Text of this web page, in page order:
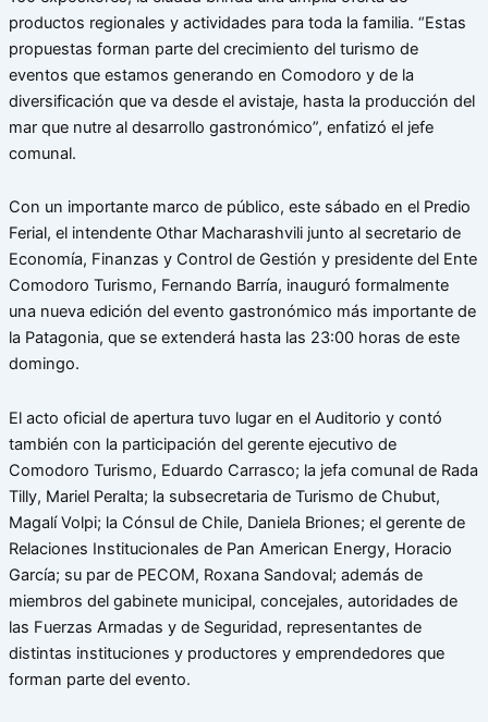
productos regionales y actividades para toda la familia. “Estas
propuestas forman parte del crecimiento del turismo de
eventos que estamos generando en Comodoro y de la
diversificación que va desde el avistaje, hasta la producción del
mar que nutre al desarrollo gastronómico”, enfatizó el jefe
comunal.
Con un importante marco de público, este sábado en el Predio
Ferial, el intendente Othar Macharashvili junto al secretario de
Economía, Finanzas y Control de Gestión y presidente del Ente
Comodoro Turismo, Fernando Barría, inauguró formalmente
una nueva edición del evento gastronómico más importante de
la Patagonia, que se extenderá hasta las 23:00 horas de este
domingo.
El acto oficial de apertura tuvo lugar en el Auditorio y contó
también con la participación del gerente ejecutivo de
Comodoro Turismo, Eduardo Carrasco; la jefa comunal de Rada
Tilly, Mariel Peralta; la subsecretaria de Turismo de Chubut,
Magalí Volpi; la Cónsul de Chile, Daniela Briones; el gerente de
Relaciones Institucionales de Pan American Energy, Horacio
García; su par de PECOM, Roxana Sandoval; además de
miembros del gabinete municipal, concejales, autoridades de
las Fuerzas Armadas y de Seguridad, representantes de
distintas instituciones y productores y emprendedores que
forman parte del evento.